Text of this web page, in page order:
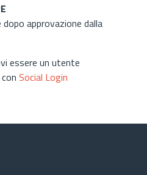
approvazione dalla
essere un utente
Social Login